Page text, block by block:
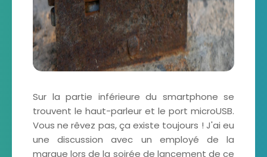
Sur la partie inférieure du smartphone se
trouvent le haut-parleur et le port microUSB.
Vous ne rêvez pas, ça existe toujours ! J'ai eu
une discussion avec un employé de la
marque lors de la soirée de lancement de ce